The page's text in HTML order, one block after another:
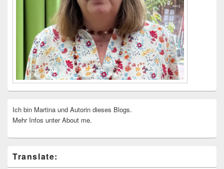
Ich bin Martina und Autorin dieses Blogs.
Mehr Infos unter About me.
Translate: